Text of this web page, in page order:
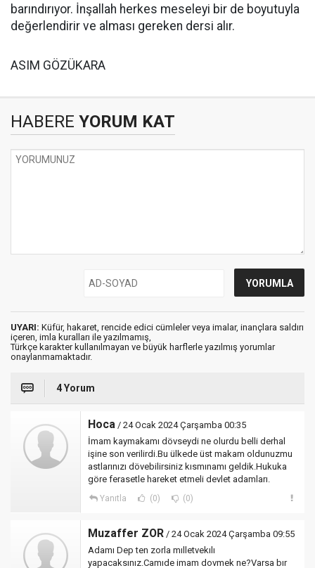
barındırıyor. İnşallah herkes meseleyi bir de boyutuyla
değerlendirir ve alması gereken dersi alır.
ASIM GÖZÜKARA
HABERE YORUM KAT
UYARI: Küfür, hakaret, rencide edici cümleler veya imalar, inançlara saldırı
içeren, imla kuralları ile yazılmamış,
Türkçe karakter kullanılmayan ve büyük harflerle yazılmış yorumlar
onaylanmamaktadır.
4 Yorum
Hoca / 24 Ocak 2024 Çarşamba 00:35
İmam kaymakamı dövseydi ne olurdu belli derhal
işine son verilirdi.Bu ülkede üst makam oldunuzmu
astlarınızı dövebilirsiniz kısmınamı geldik.Hukuka
göre ferasetle hareket etmeli devlet adamları.
Yanıtla (0) (0)
Muzaffer ZOR / 24 Ocak 2024 Çarşamba 09:55
Adamı Dep ten zorla mılletvekılı
yapacaksınız.Camıde imam dovmek ne?Varsa bır